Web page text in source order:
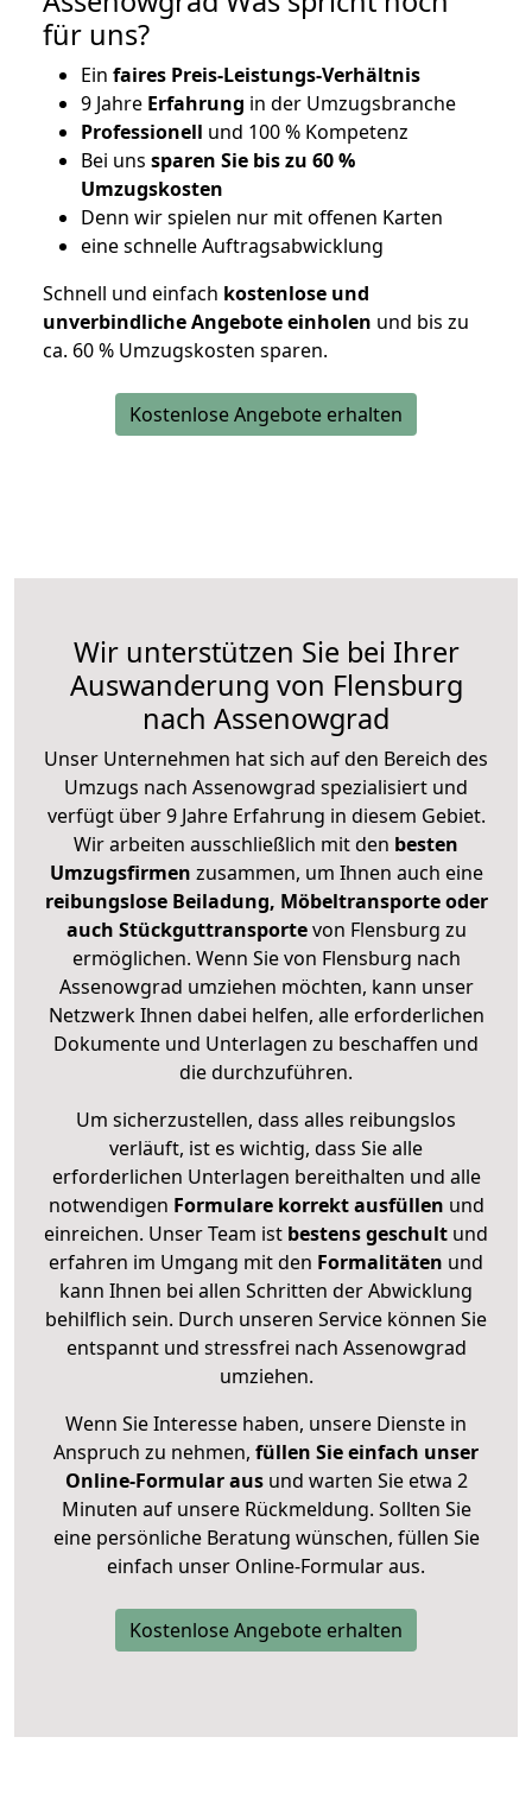
für uns?
Ein faires Preis-Leistungs-Verhältnis
9 Jahre Erfahrung in der Umzugsbranche
Professionell und 100 % Kompetenz
Bei uns sparen Sie bis zu 60 %
Umzugskosten
Denn wir spielen nur mit offenen Karten
eine schnelle Auftragsabwicklung
Schnell und einfach kostenlose und
unverbindliche Angebote einholen und bis zu
ca. 60 % Umzugskosten sparen.
Kostenlose Angebote erhalten
Wir unterstützen Sie bei Ihrer
Auswanderung von Flensburg
nach Assenowgrad
Unser Unternehmen hat sich auf den Bereich des
Umzugs nach Assenowgrad spezialisiert und
verfügt über 9 Jahre Erfahrung in diesem Gebiet.
Wir arbeiten ausschließlich mit den besten
Umzugsfirmen zusammen, um Ihnen auch eine
reibungslose Beiladung, Möbeltransporte oder
auch Stückguttransportevon Flensburg zu
ermöglichen. Wenn Sie von Flensburg nach
Assenowgrad umziehen möchten, kann unser
Netzwerk Ihnen dabei helfen, alle erforderlichen
Dokumente und Unterlagen zu beschaffen und
die durchzuführen.
Um sicherzustellen, dass alles reibungslos
verläuft, ist es wichtig, dass Sie alle
erforderlichen Unterlagen bereithalten und alle
notwendigen Formulare korrekt ausfüllen und
einreichen. Unser Team ist bestens geschult und
erfahren im Umgang mit den Formalitäten und
kann Ihnen bei allen Schritten der Abwicklung
behilflich sein. Durch unseren Service können Sie
entspannt und stressfrei nach Assenowgrad
umziehen.
Wenn Sie Interesse haben, unsere Dienste in
Anspruch zu nehmen, füllen Sie einfach unser
Online-Formular ausund warten Sie etwa 2
Minuten auf unsere Rückmeldung. Sollten Sie
eine persönliche Beratung wünschen, füllen Sie
einfach unser Online-Formular aus.
Kostenlose Angebote erhalten